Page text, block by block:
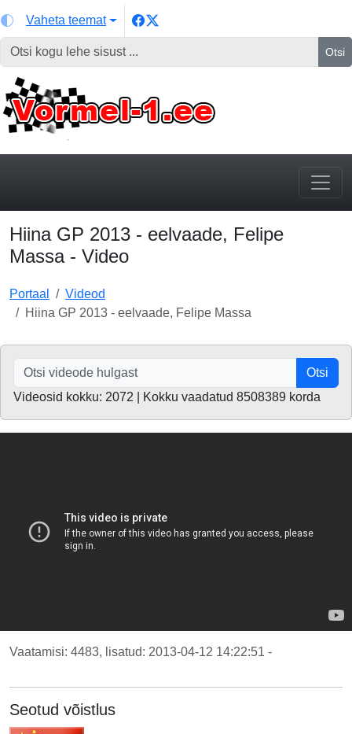
Vaheta teemat
Otsi
Hiina GP 2013 - eelvaade, Felipe
Massa - Video
Portaal
Videod
Hiina GP 2013 - eelvaade, Felipe Massa
Otsi
Videosid kokku: 2072 | Kokku vaadatud 8508389 korda
Vaatamisi: 4483, lisatud: 2013-04-12 14:22:51 -
Seotud võistlus